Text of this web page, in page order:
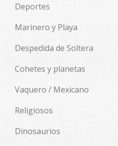
Deportes
Marinero y Playa
Despedida de Soltera
Cohetes y planetas
Vaquero / Mexicano
Religiosos
Dinosaurios